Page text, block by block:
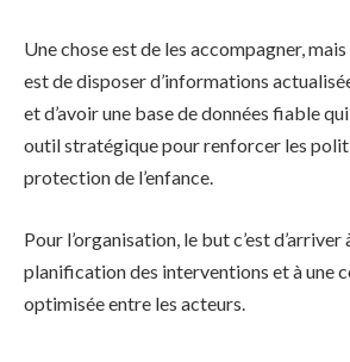
Une chose est de les accompagner,
est de disposer d’informations
et d’avoir une base de données fiable
outil stratégique pour renforcer les
protection de l’enfance.
Pour l’organisation, le but c’est d’arriver
planification des interventions et à une
optimisée entre les acteurs.